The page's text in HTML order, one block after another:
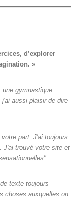
d’explorer
»
gymnastique
aussi plaisir de dire
part. J'ai toujours
J'ai trouvé votre site et
texte toujours
choses auxquelles on